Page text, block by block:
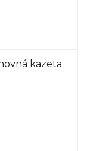
kazeta